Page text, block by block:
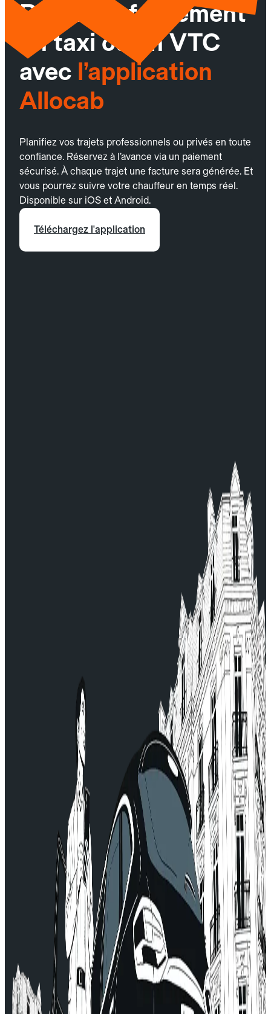
Réservez facilement
un taxi ou un VTC
avec l’application
Allocab
Planifiez vos trajets professionnels ou privés en toute
confiance. Réservez à l’avance via un paiement
sécurisé. À chaque trajet une facture sera générée. Et
vous pourrez suivre votre chauffeur en temps réel.
Disponible sur iOS et Android.
Téléchargez l'application